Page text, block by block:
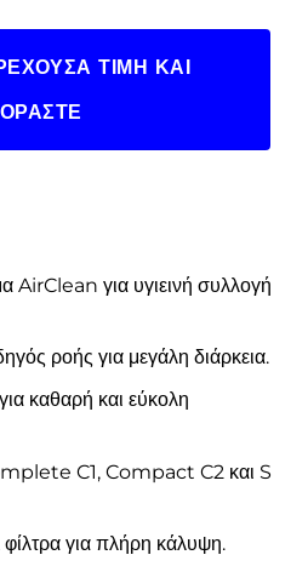
ΤΙΜΉ ΚΑΙ
AirClean για υγιεινή συλλογή
ροής για μεγάλη διάρκεια.
καθαρή και εύκολη
C1, Compact C2 και S
για πλήρη κάλυψη.